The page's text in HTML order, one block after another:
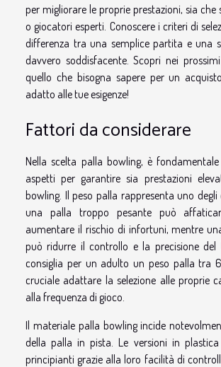
per migliorare le proprie prestazioni, sia che
o giocatori esperti. Conoscere i criteri di
differenza tra una semplice partita e una
davvero soddisfacente. Scopri nei
quello che bisogna sapere per un
adatto alle tue esigenze!
Fattori da considerare
Nella scelta palla bowling, è
aspetti per garantire sia prestazioni
bowling. Il peso palla rappresenta uno degli
una palla troppo pesante può
aumentare il rischio di infortuni, mentre
può ridurre il controllo e la precisione del
consiglia per un adulto un peso palla tra
cruciale adattare la selezione alle proprie
alla frequenza di gioco.
Il materiale palla bowling incide
della palla in pista. Le versioni in
principianti grazie alla loro facilità di